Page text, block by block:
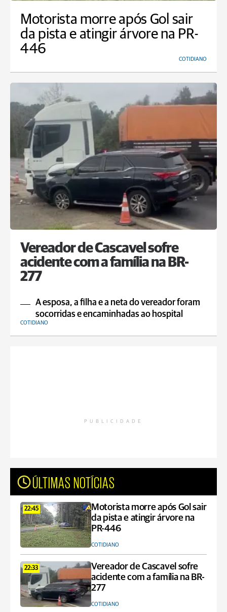
Motorista morre após Gol sair
da pista e atingir árvore na PR-
446
COTIDIANO
Vereador de Cascavel sofre
acidente com a família na BR-
277
A esposa, a filha e a neta do vereador foram
socorridas e encaminhadas ao hospital
COTIDIANO
PUBLICIDADE
ÚLTIMAS NOTÍCIAS
22:45
Motorista morre após Gol sair
da pista e atingir árvore na
PR-446
COTIDIANO
22:33
Vereador de Cascavel sofre
acidente com a família na BR-
277
COTIDIANO